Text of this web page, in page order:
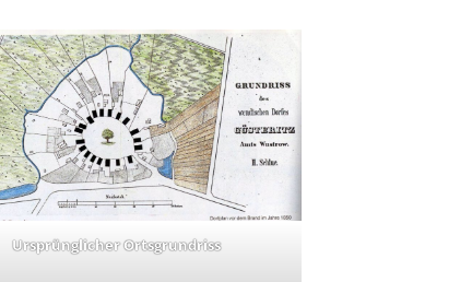
Ursprünglicher Ortsgrundriss